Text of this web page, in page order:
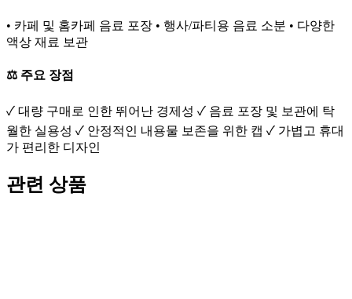
• 카페 및 홈카페 음료 포장 • 행사/파티용 음료 소분 • 다양한
액상 재료 보관
⚖️ 주요 장점
✓ 대량 구매로 인한 뛰어난 경제성 ✓ 음료 포장 및 보관에 탁
월한 실용성 ✓ 안정적인 내용물 보존을 위한 캡 ✓ 가볍고 휴대
가 편리한 디자인
관련 상품